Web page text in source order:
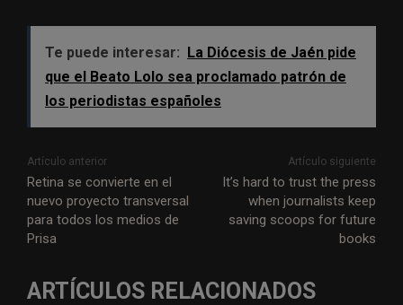
Te puede interesar: La Diócesis de Jaén pide
que el Beato Lolo sea proclamado patrón de
los periodistas españoles
Artículo anterior
Retina se convierte en el
nuevo proyecto transversal
para todos los medios de
Prisa
Artículo siguiente
It’s hard to trust the press
when journalists keep
saving scoops for future
books
ARTÍCULOS RELACIONADOS